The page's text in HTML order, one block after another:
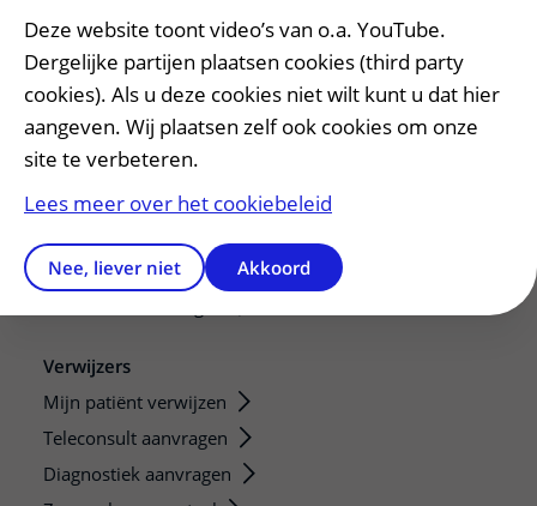
Onderwijs en onderzoek
Onze opleidingen
De Nieuwe Utrechtse School
Stage en opleidingsplaatsen
Research
Strategic programs
Researchers
Verwijzers
Mijn patiënt verwijzen
Teleconsult aanvragen
Diagnostiek aanvragen
Deze website toont video’s van o.a. YouTube.
Dergelijke partijen plaatsen cookies (third party
cookies). Als u deze cookies niet wilt kunt u dat hier
aangeven. Wij plaatsen zelf ook cookies om onze
site te verbeteren.
Lees meer over het cookiebeleid
Nee, liever niet Akkoord